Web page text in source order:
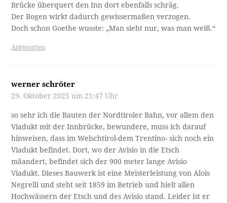
Brücke überquert den Inn dort ebenfalls schräg.
Der Bogen wirkt dadurch gewissermaßen verzogen.
Doch schon Goethe wusste: „Man sieht nur, was man weiß.“
Antworten
werner schröter
29. Oktober 2025 um 21:47 Uhr
so sehr ich die Bauten der Nordtiroler Bahn, vor allem den
Viadukt mit der Innbrücke, bewundere, muss ich darauf
hinweisen, dass im Welschtirol-dem Trentino- sich noch ein
Viadukt befindet. Dort, wo der Avisio in die Etsch
mäandert, befindet sich der 900 meter lange Avisio
Viadukt. Dieses Bauwerk ist eine Meisterleistung von Alois
Negrelli und steht seit 1859 im Betrieb und hielt allen
Hochwässern der Etsch und des Avisio stand. Leider ist er